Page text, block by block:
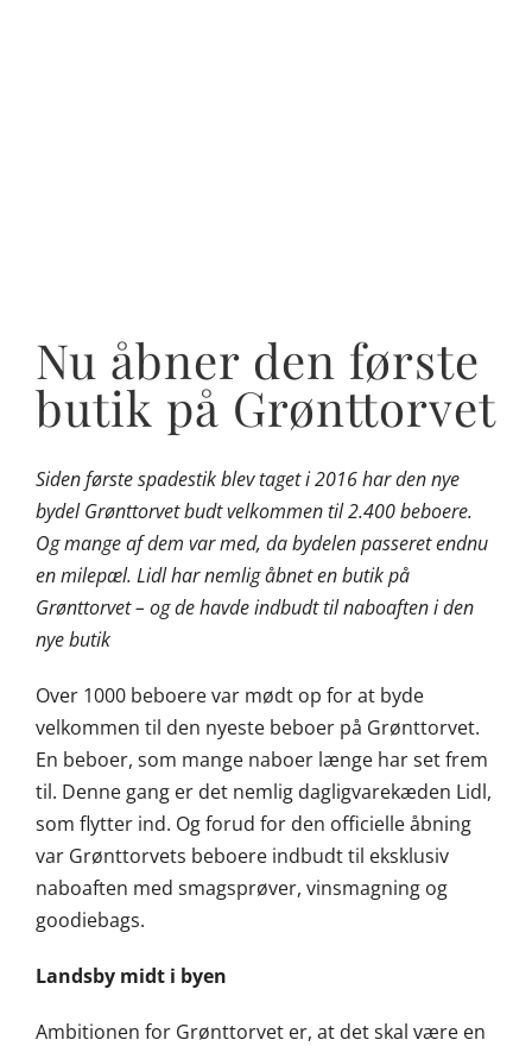
Nu åbner den første
butik på Grønttorvet
Siden første spadestik blev taget i 2016 har den nye
bydel Grønttorvet budt velkommen til 2.400 beboere.
Og mange af dem var med, da bydelen passeret endnu
en milepæl. Lidl har nemlig åbnet en butik på
Grønttorvet – og de havde indbudt til naboaften i den
nye butik
Over 1000 beboere var mødt op for at byde
velkommen til den nyeste beboer på Grønttorvet.
En beboer, som mange naboer længe har set frem
til. Denne gang er det nemlig dagligvarekæden Lidl,
som flytter ind. Og forud for den officielle åbning
var Grønttorvets beboere indbudt til eksklusiv
naboaften med smagsprøver, vinsmagning og
goodiebags.
Landsby midt i byen
Ambitionen for Grønttorvet er, at det skal være en